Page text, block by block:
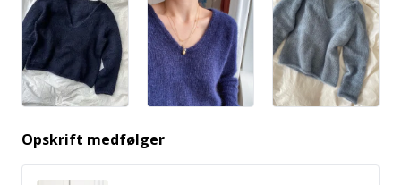
Opskrift medfølger